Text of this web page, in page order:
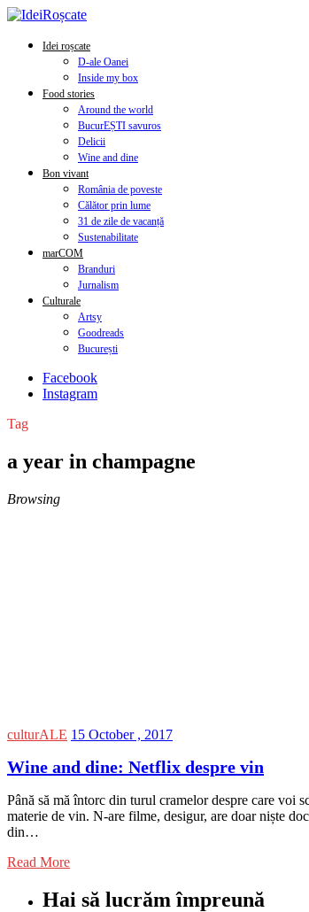
Idei roșcate
D-ale Oanei
Inside my box
Food stories
Around the world
BucurEȘTI savuros
Delicii
Wine and dine
Bon vivant
România de poveste
Călător prin lume
31 de zile de vacanță
Sustenabilitate
marCOM
Branduri
Jurnalism
Culturale
Artsy
Goodreads
București
Facebook
Instagram
Tag
a year in champagne
Browsing
culturALE 15 October , 2017
Wine and dine: Netflix despre vin
Până să mă întorc din turul cramelor despre care voi
materie de vin. N-are filme, desigur, are doar niște
din…
Read More
Hai să lucrăm împreună